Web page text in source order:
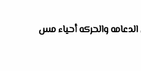
والحركه أحياء مس